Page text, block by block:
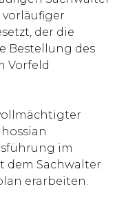
der die
Bestellung des
Vorfeld
im
dem Sachwalter
erarbeiten.